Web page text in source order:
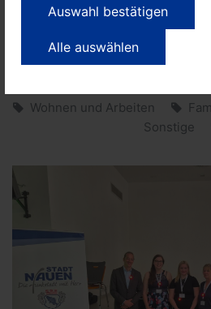
Auswahl bestätigen
Alle auswählen
Brandenburg durchgeführt.
„Türöffner: Zukunft Beruf 2022“
Wohnen und Arbeiten
Sonstige